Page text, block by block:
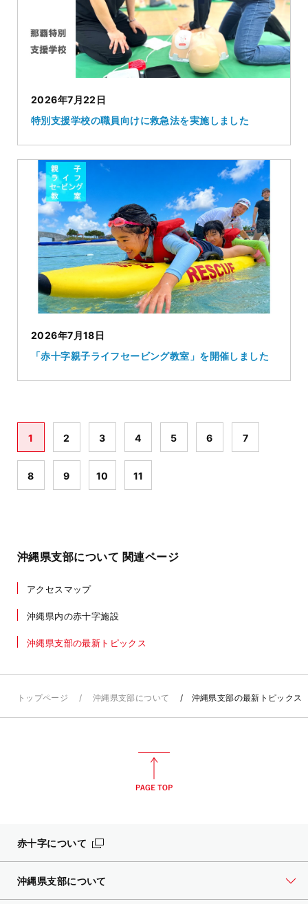
2026年7月22日
特別支援学校の職員向けに救急法を実施しました
2026年7月18日
「赤十字親子ライフセービング教室」を開催しました
1 2 3 4 5 6 7
8 9 10 11
沖縄県支部について 関連ページ
アクセスマップ
沖縄県内の赤十字施設
沖縄県支部の最新トピックス
トップページ 沖縄県支部について 沖縄県支部の最新トピックス
赤十字について
沖縄県支部について